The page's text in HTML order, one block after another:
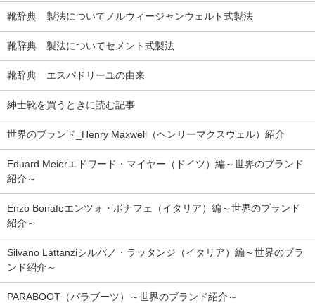
靴辞典 製法についてノルウィージャンウェルト式製法
靴辞典 製法についてセメント式製法
靴辞典 エスパドリーユの由来
紳士靴を買うときに読む記事
世界のブランド_Henry Maxwell（ヘンリーマクスウェル）紹介
Eduard Meierエドワード・マイヤー（ドイツ）編～世界のブランド
紹介～
Enzo Bonafeエンツォ・ボナフェ（イタリア）編～世界のブランド
紹介～
Silvano Lattanziシルバノ・ラッタンジ（イタリア）編～世界のブラ
ンド紹介～
PARABOOT（パラブーツ）～世界のブランド紹介～